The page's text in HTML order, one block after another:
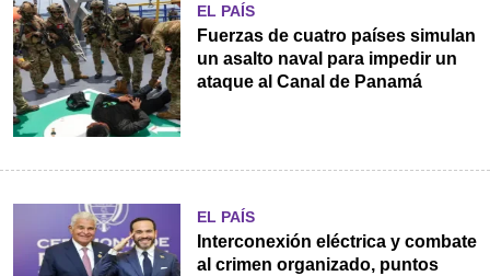
EL PAÍS
Fuerzas de cuatro países simulan
un asalto naval para impedir un
ataque al Canal de Panamá
EL PAÍS
Interconexión eléctrica y combate
al crimen organizado, puntos